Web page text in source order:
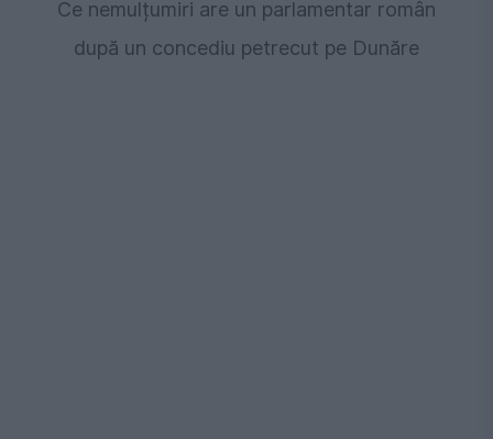
Ce nemulțumiri are un parlamentar român
după un concediu petrecut pe Dunăre